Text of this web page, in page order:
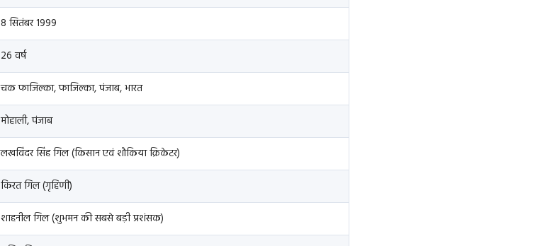
8 सितंबर 1999
26 वर्ष
चक फाजिल्का, फाजिल्का, पंजाब, भारत
मोहाली, पंजाब
लखविंदर सिंह गिल (किसान एवं शौकिया क्रिकेटर)
किरत गिल (गृहिणी)
शाहनील गिल (शुभमन की सबसे बड़ी प्रशंसक)